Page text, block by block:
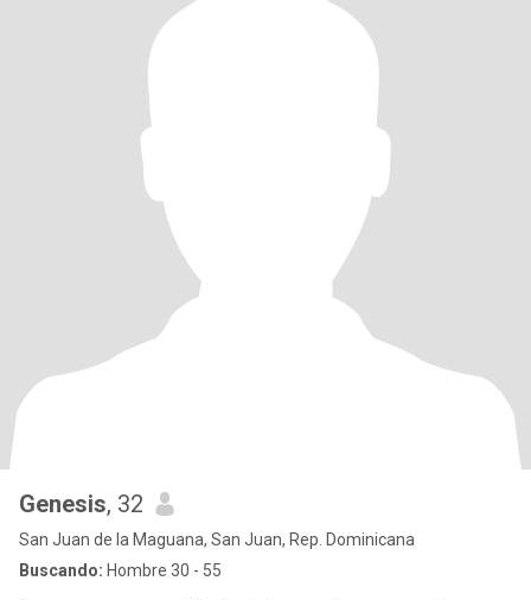
Genesis, 32
San Juan de la Maguana, San Juan, Rep. Dominicana
Buscando: Hombre 30 - 55